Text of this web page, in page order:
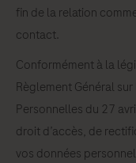
fin de la relation
contact.
Conformément à la
Règlement Général
Personnelles du 27
droit d’accès, de
vos données